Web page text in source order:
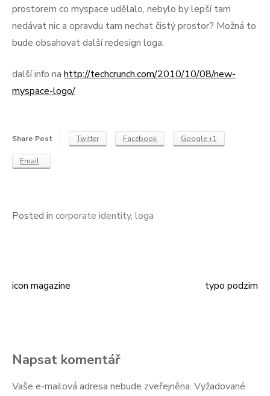
prostorem co myspace udělalo, nebylo by lepší tam
nedávat nic a opravdu tam nechat čistý prostor? Možná to
bude obsahovat další redesign loga.
další info na http://techcrunch.com/2010/10/08/new-
myspace-logo/
Share Post Twitter Facebook Google +1
Email
Posted in corporate identity, loga
Navigace
příspěvek
icon magazine typo podzim
Napsat komentář
Vaše e-mailová adresa nebude zveřejněna. Vyžadované